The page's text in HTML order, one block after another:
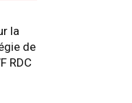
la
de
RDC